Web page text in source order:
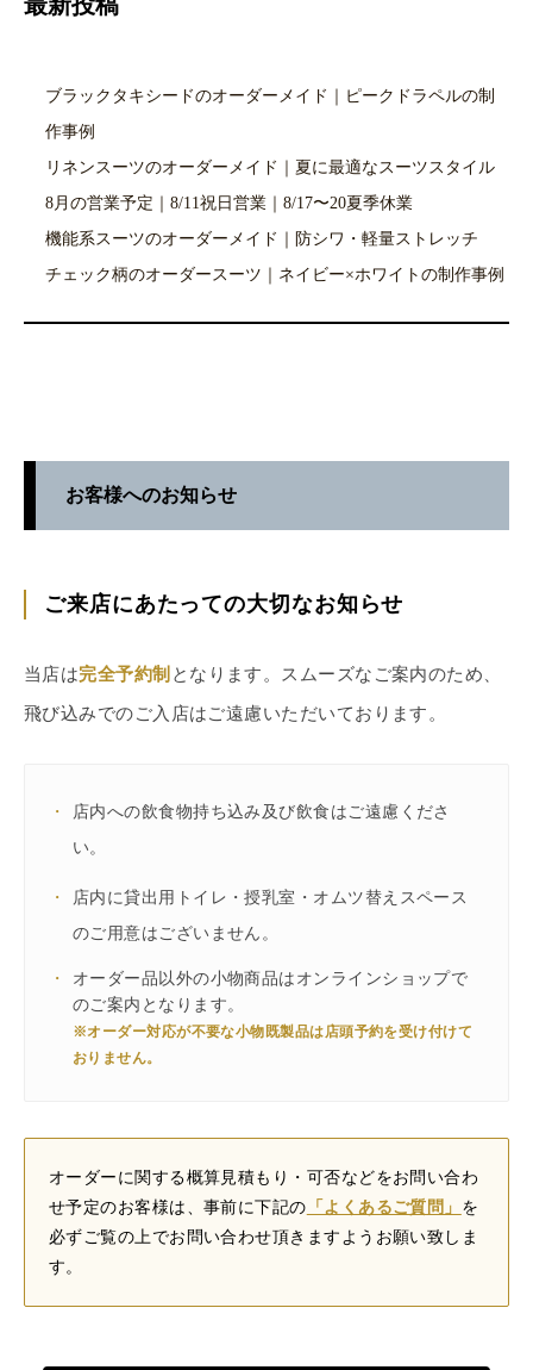
ブラックタキシードのオーダーメイド｜ピークドラペルの制
作事例
リネンスーツのオーダーメイド｜夏に最適なスーツスタイル
8月の営業予定｜8/11祝日営業｜8/17〜20夏季休業
機能系スーツのオーダーメイド｜防シワ・軽量ストレッチ
チェック柄のオーダースーツ｜ネイビー×ホワイトの制作事例
お客様へのお知らせ
ご来店にあたっての大切なお知らせ
当店は完全予約制 となります。スムーズなご案内のため、
飛び込みでのご入店はご遠慮いただいております。
・
店内への飲食物持ち込み及び飲食はご遠慮くださ
い。
・
店内に貸出用トイレ・授乳室・オムツ替えスペース
のご用意はございません。
・
オーダー品以外の小物商品はオンラインショップで
のご案内となります。
※オーダー対応が不要な小物既製品は店頭予約を受け付けて
おりません。
オーダーに関する概算見積もり・可否などをお問い合わ
せ予定のお客様は、事前に下記の 「よくあるご質問」 を
必ずご覧の上でお問い合わせ頂きますようお願い致しま
す。